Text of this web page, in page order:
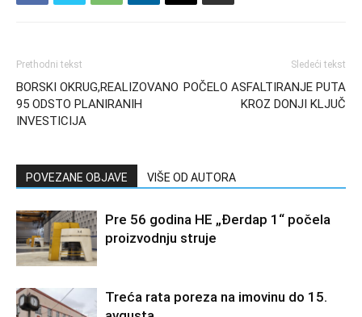
Prethodni tekst
BORSKI OKRUG,REALIZOVANO
95 ODSTO PLANIRANIH
INVESTICIJA
Sledeći tekst
POČELO ASFALTIRANJE PUTA
KROZ DONJI KLJUČ
POVEZANE OBJAVE VIŠE OD AUTORA
Pre 56 godina HE „Đerdap 1“ počela
proizvodnju struje
Treća rata poreza na imovinu do 15.